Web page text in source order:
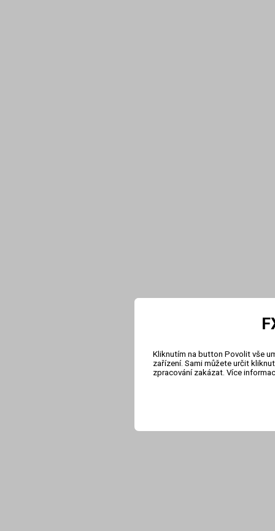
Kliknutím na button Povolit vše
zařízení. Sami můžete určit
zpracování zakázat. Více